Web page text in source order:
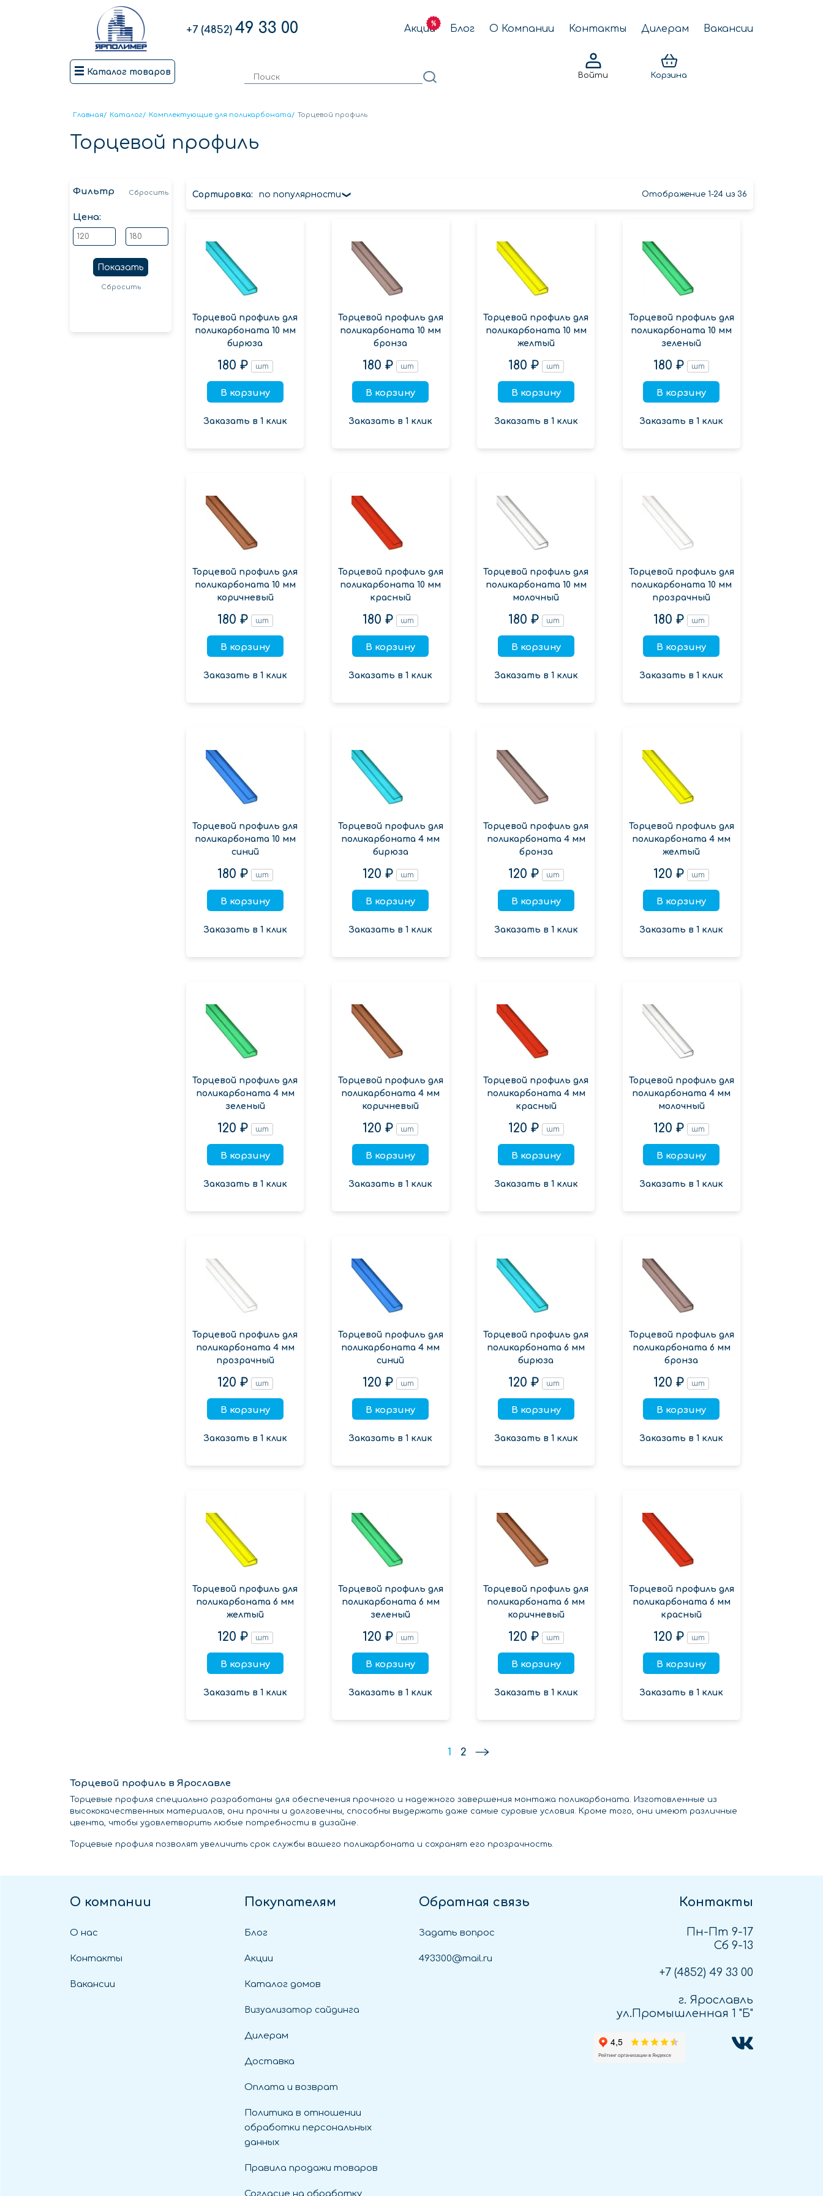
+7 (4852) 49 33 00 Акции Блог О Компании Контакты Дилерам Вакансии
Каталог товаров Войти Корзина
Главная/ Каталог/ Комплектующие для поликарбоната/ Торцевой профиль
Торцевой профиль
Фильтр Сбросить
Цена:
Показать
Сбросить
Сортировка: по популярности Отображение 1-24 из 36
Торцевой профиль для
поликарбоната 10 мм
бирюза
180 ₽ шт
В корзину
Заказать в 1 клик
Торцевой профиль для
поликарбоната 10 мм
бронза
180 ₽ шт
В корзину
Заказать в 1 клик
Торцевой профиль для
поликарбоната 10 мм
желтый
180 ₽ шт
В корзину
Заказать в 1 клик
Торцевой профиль для
поликарбоната 10 мм
зеленый
180 ₽ шт
В корзину
Заказать в 1 клик
Торцевой профиль для
поликарбоната 10 мм
коричневый
180 ₽ шт
В корзину
Заказать в 1 клик
Торцевой профиль для
поликарбоната 10 мм
красный
180 ₽ шт
В корзину
Заказать в 1 клик
Торцевой профиль для
поликарбоната 10 мм
молочный
180 ₽ шт
В корзину
Заказать в 1 клик
Торцевой профиль для
поликарбоната 10 мм
прозрачный
180 ₽ шт
В корзину
Заказать в 1 клик
Торцевой профиль для
поликарбоната 10 мм
синий
180 ₽ шт
В корзину
Заказать в 1 клик
Торцевой профиль для
поликарбоната 4 мм
бирюза
120 ₽ шт
В корзину
Заказать в 1 клик
Торцевой профиль для
поликарбоната 4 мм
бронза
120 ₽ шт
В корзину
Заказать в 1 клик
Торцевой профиль для
поликарбоната 4 мм
желтый
120 ₽ шт
В корзину
Заказать в 1 клик
Торцевой профиль для
поликарбоната 4 мм
зеленый
120 ₽ шт
В корзину
Заказать в 1 клик
Торцевой профиль для
поликарбоната 4 мм
коричневый
120 ₽ шт
В корзину
Заказать в 1 клик
Торцевой профиль для
поликарбоната 4 мм
красный
120 ₽ шт
В корзину
Заказать в 1 клик
Торцевой профиль для
поликарбоната 4 мм
молочный
120 ₽ шт
В корзину
Заказать в 1 клик
Торцевой профиль для
поликарбоната 4 мм
прозрачный
120 ₽ шт
В корзину
Заказать в 1 клик
Торцевой профиль для
поликарбоната 4 мм
синий
120 ₽ шт
В корзину
Заказать в 1 клик
Торцевой профиль для
поликарбоната 6 мм
бирюза
120 ₽ шт
В корзину
Заказать в 1 клик
Торцевой профиль для
поликарбоната 6 мм
бронза
120 ₽ шт
В корзину
Заказать в 1 клик
Торцевой профиль для
поликарбоната 6 мм
желтый
120 ₽ шт
В корзину
Заказать в 1 клик
Торцевой профиль для
поликарбоната 6 мм
зеленый
120 ₽ шт
В корзину
Заказать в 1 клик
Торцевой профиль для
поликарбоната 6 мм
коричневый
120 ₽ шт
В корзину
Заказать в 1 клик
Торцевой профиль для
поликарбоната 6 мм
красный
120 ₽ шт
В корзину
Заказать в 1 клик
1 2
Торцевой профиль в Ярославле
Торцевые профиля специально разработаны для обеспечения прочного и надежного завершения монтажа поликарбоната. Изготовленные из
высококачественных материалов, они прочны и долговечны, способны выдержать даже самые суровые условия. Кроме того, они имеют различные
цвента, чтобы удовлетворить любые потребности в дизайне.
Торцевые профиля позволят увеличить срок службы вашего поликарбоната и сохранят его прозрачность.
О компании
О нас
Контакты
Вакансии
Покупателям
Блог
Акции
Каталог домов
Визуализатор сайдинга
Дилерам
Доставка
Оплата и возврат
Политика в отношении
обработки персональных
данных
Правила продажи товаров
Обратная связь
Задать вопрос
493300@mail.ru
Контакты
Пн-Пт 9-17
Сб 9-13
+7 (4852) 49 33 00
г. Ярославль
ул.Промышленная 1 "Б"